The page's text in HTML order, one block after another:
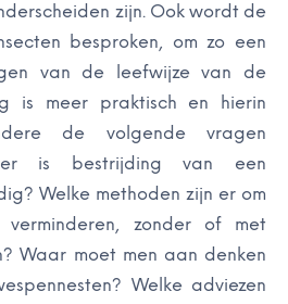
zijn. Ook wordt de
besproken, om zo een
van de leefwijze van de
is meer praktisch en hierin
de volgende vragen
is bestrijding van een
Welke methoden zijn er om
verminderen, zonder of met
Waar moet men aan denken
Welke adviezen